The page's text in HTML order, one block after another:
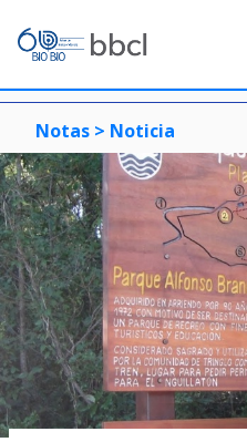
Notas > Noticia